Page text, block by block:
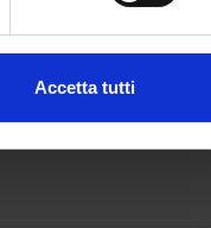
Accetta tutti